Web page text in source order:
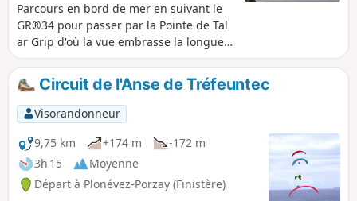
Parcours en bord de mer en suivant le
GR®34 pour passer par la Pointe de Tal
ar Grip d'où la vue embrasse la longue
Plage de Pentrez. Retour sur des petites
routes pour découvrir la Chapelle Saint-
Sébastien et sa fontaine. Retrouver
enfin le sentier côtier de l'aller et
constater le changement de paysage au
gré de la marée. (Attention) au départ,
le GR® a été dévié sur une centaine de
mètres par la route (information
transmise par un visorandoneur)
Circuit de l'Anse de Tréfeuntec
Visorandonneur
9,75 km
+174 m
-172 m
3h 15
Moyenne
Départ à Plonévez-Porzay (Finistère)